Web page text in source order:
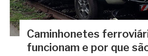
Caminhonetes
funcionam e por que